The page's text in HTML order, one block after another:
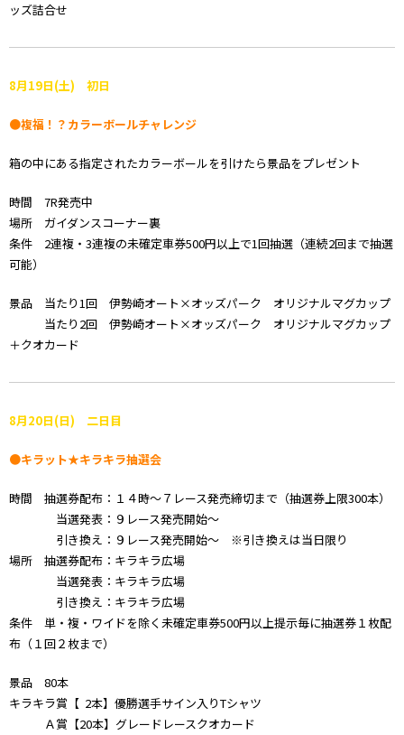
ッズ詰合せ
8月19日(土) 初日
●複福！？カラーボールチャレンジ
箱の中にある指定されたカラーボールを引けたら景品をプレゼント
時間 7R発売中
場所 ガイダンスコーナー裏
条件 2連複・3連複の未確定車券500円以上で1回抽選（連続2回まで抽選
可能）
景品 当たり1回 伊勢崎オート×オッズパーク オリジナルマグカップ
当たり2回 伊勢崎オート×オッズパーク オリジナルマグカップ
＋クオカード
8月20日(日) 二日目
●キラット★キラキラ抽選会
時間 抽選券配布：１４時～７レース発売締切まで（抽選券上限300本）
当選発表：９レース発売開始～
引き換え：９レース発売開始～ ※引き換えは当日限り
場所 抽選券配布：キラキラ広場
当選発表：キラキラ広場
引き換え：キラキラ広場
条件 単・複・ワイドを除く未確定車券500円以上提示毎に抽選券１枚配
布（１回２枚まで）
景品 80本
キラキラ賞【 2本】優勝選手サイン入りTシャツ
Ａ賞【20本】グレードレースクオカード